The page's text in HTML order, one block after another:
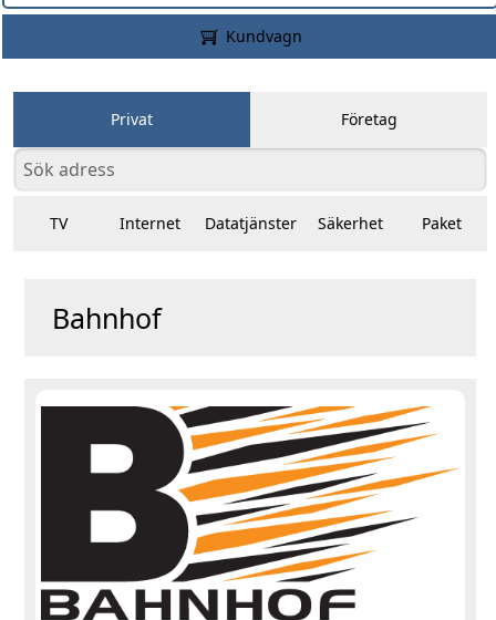
Kundvagn
Privat Företag
TV Internet Datatjänster Säkerhet Paket
Bahnhof